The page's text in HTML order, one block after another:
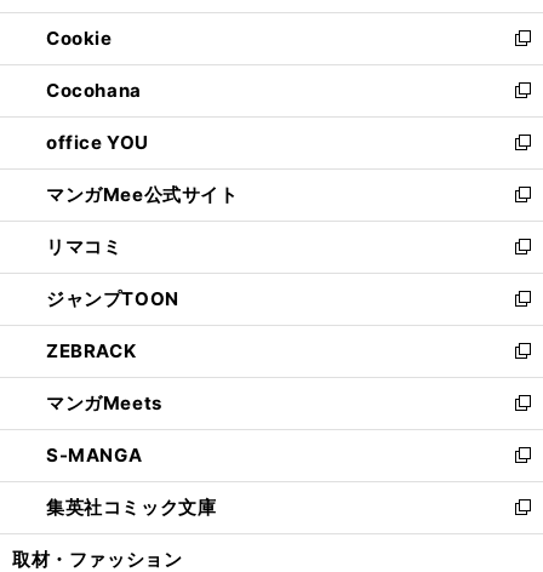
開
く
ウ
で
開
く
ン
ド
ウ
で
開
く
ウ
ィ
ン
ド
ウ
で
開
く
Cookie
新
し
い
ウ
ィ
ン
ド
ウ
で
開
く
Cocohana
新
し
い
ウ
ィ
ン
ド
ウ
で
開
く
office YOU
新
し
い
ウ
ィ
ン
ド
ウ
で
開
く
マンガMee公式サイト
新
し
い
ウ
ィ
ン
ド
ウ
で
開
く
リマコミ
新
し
い
ウ
ィ
ン
ド
ウ
で
開
く
ジャンプTOON
新
し
い
ウ
ィ
ン
ド
ウ
で
開
ZEBRACK
新
し
い
ウ
ィ
ン
ド
ウ
マンガMeets
新
し
い
ウ
ィ
ン
S-MANGA
新
し
い
ウ
集英社コミック文庫
新
し
取材・ファッション